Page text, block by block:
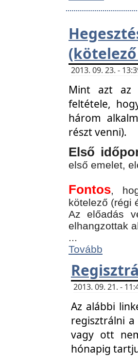
2013. 09. 23. -
Mint azt az
feltétele,
három
részt venni).
Első
első emelet,
Fontos,
kötelező (régi
Az előadás
elhangzottak
...
Tovább
2013. 09. 21. -
Az alábbi
regisztrálni
vagy ott
hónapig